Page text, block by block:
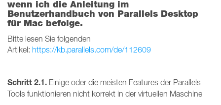
wenn ich die Anleitung im
Benutzerhandbuch von Parallels Desktop
für Mac befolge.
Bitte lesen Sie folgenden
Artikel: https://kb.parallels.com/de/112609
Schritt 2.1. Einige oder die meisten Features der Parallels
Tools funktionieren nicht korrekt in der virtuellen Maschine